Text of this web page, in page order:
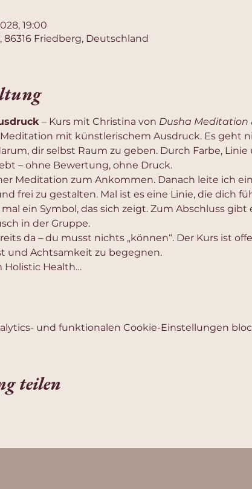
19:00
Friedberg, Deutschland
– Kurs mit Christina von Dusha Meditation
mit künstlerischem Ausdruck. Es geht
dir selbst Raum zu geben. Durch Farbe,
– ohne Bewertung, ohne Druck.
Meditation zum Ankommen. Danach leite ich
frei zu gestalten. Mal ist es eine Linie, die dich
ein Symbol, das sich zeigt. Zum Abschluss
in der Gruppe.
da – du musst nichts „können“. Der Kurs ist
und Achtsamkeit zu begegnen.
Holistic Health…
und funktionalen Cookie-Einstellungen
teilen